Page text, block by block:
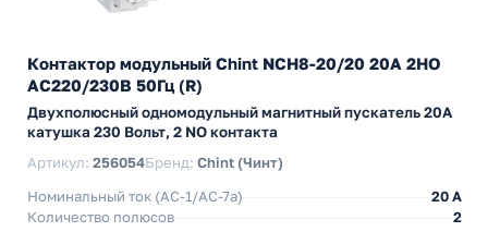
Контактор модульный Chint NCH8-20/20 20A 2НО
AC220/230В 50Гц (R)
Двухполюсный одномодульный магнитный пускатель 20А
катушка 230 Вольт, 2 NO контакта
Артикул: 256054Бренд: Chint (Чинт)
Номинальный ток (АС-1/AC-7a)
20 A
Количество полюсов
2